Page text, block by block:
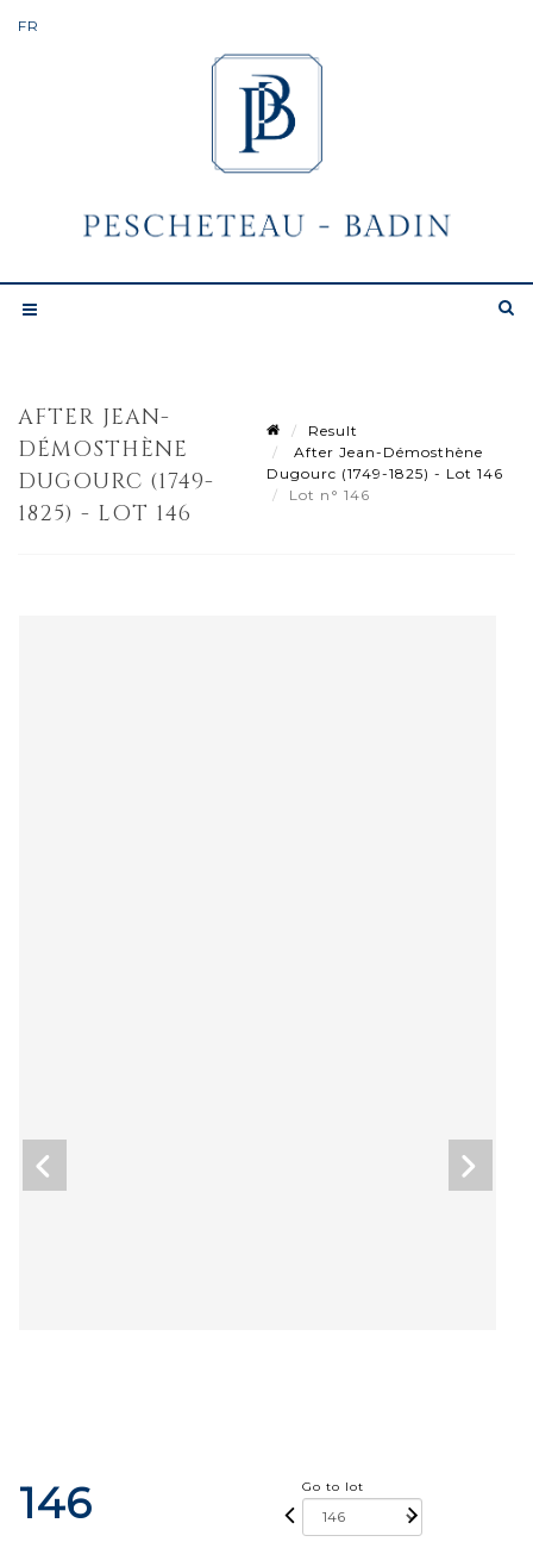
AFTER JEAN-
DÉMOSTHÈNE
DUGOURC (1749-
1825) - LOT 146
Result
After Jean-Démosthène
Dugourc (1749-1825) - Lot 146
Lot n° 146
146 Go to lot